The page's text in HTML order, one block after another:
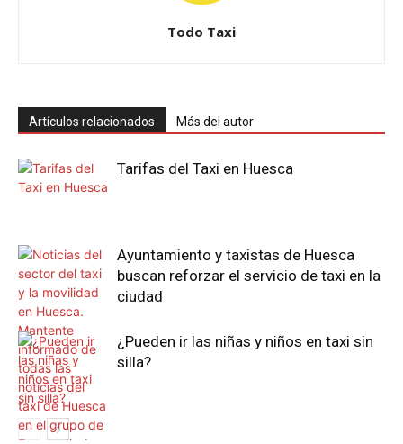
Todo Taxi
Artículos relacionados Más del autor
Tarifas del Taxi en Huesca
Ayuntamiento y taxistas de Huesca
buscan reforzar el servicio de taxi en la
ciudad
¿Pueden ir las niñas y niños en taxi sin
silla?